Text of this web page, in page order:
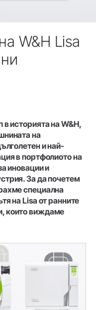
W&H Lisa
историята на W&H,
на
и най-
в портфолиото на
иновации и
За да почетем
специална
на Lisa от ранните
които виждаме